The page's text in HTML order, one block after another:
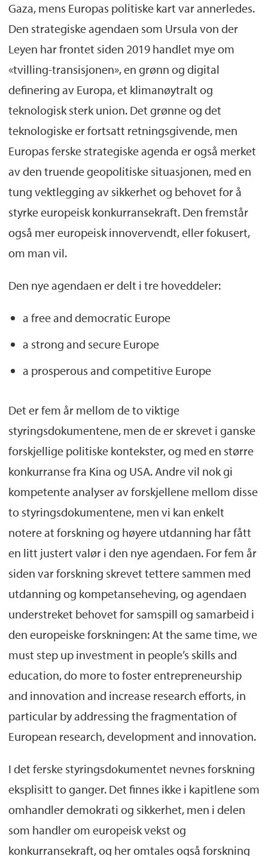
Gaza, mens Europas politiske kart var annerledes.
Den strategiske agendaen som Ursula von der
Leyen har frontet siden 2019 handlet mye om
«tvilling-transisjonen», en grønn og digital
definering av Europa, et klimanøytralt og
teknologisk sterk union. Det grønne og det
teknologiske er fortsatt retningsgivende, men
Europas ferske strategiske agenda er også merket
av den truende geopolitiske situasjonen, med en
tung vektlegging av sikkerhet og behovet for å
styrke europeisk konkurransekraft. Den fremstår
også mer europeisk innovervendt, eller fokusert,
om man vil.
Den nye agendaen er delt i tre hoveddeler:
a free and democratic Europe
a strong and secure Europe
a prosperous and competitive Europe
Det er fem år mellom de to viktige
styringsdokumentene, men de er skrevet i ganske
forskjellige politiske kontekster, og med en større
konkurranse fra Kina og USA. Andre vil nok gi
kompetente analyser av forskjellene mellom disse
to styringsdokumentene, men vi kan enkelt
notere at forskning og høyere utdanning har fått
en litt justert valør i den nye agendaen. For fem år
siden var forskning skrevet tettere sammen med
utdanning og kompetanseheving, og agendaen
understreket behovet for samspill og samarbeid i
den europeiske forskningen: At the same time, we
must step up investment in people’s skills and
education, do more to foster entrepreneurship
and innovation and increase research efforts, in
particular by addressing the fragmentation of
European research, development and innovation.
I det ferske styringsdokumentet nevnes forskning
eksplisitt to ganger. Det finnes ikke i kapitlene som
omhandler demokrati og sikkerhet, men i delen
som handler om europeisk vekst og
konkurransekraft, og her omtales også forskning